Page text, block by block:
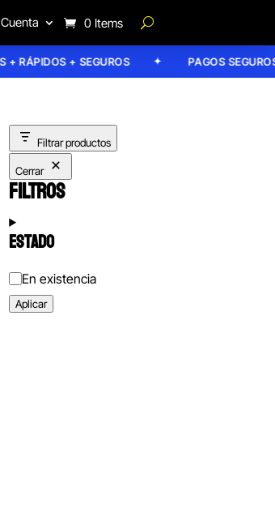
0 Items
RÁPIDOS + SEGUROS PAGOS SEGUROS
Filtrar productos
Cerrar
FILTROS
ESTADO
Estado
En existencia
Aplicar